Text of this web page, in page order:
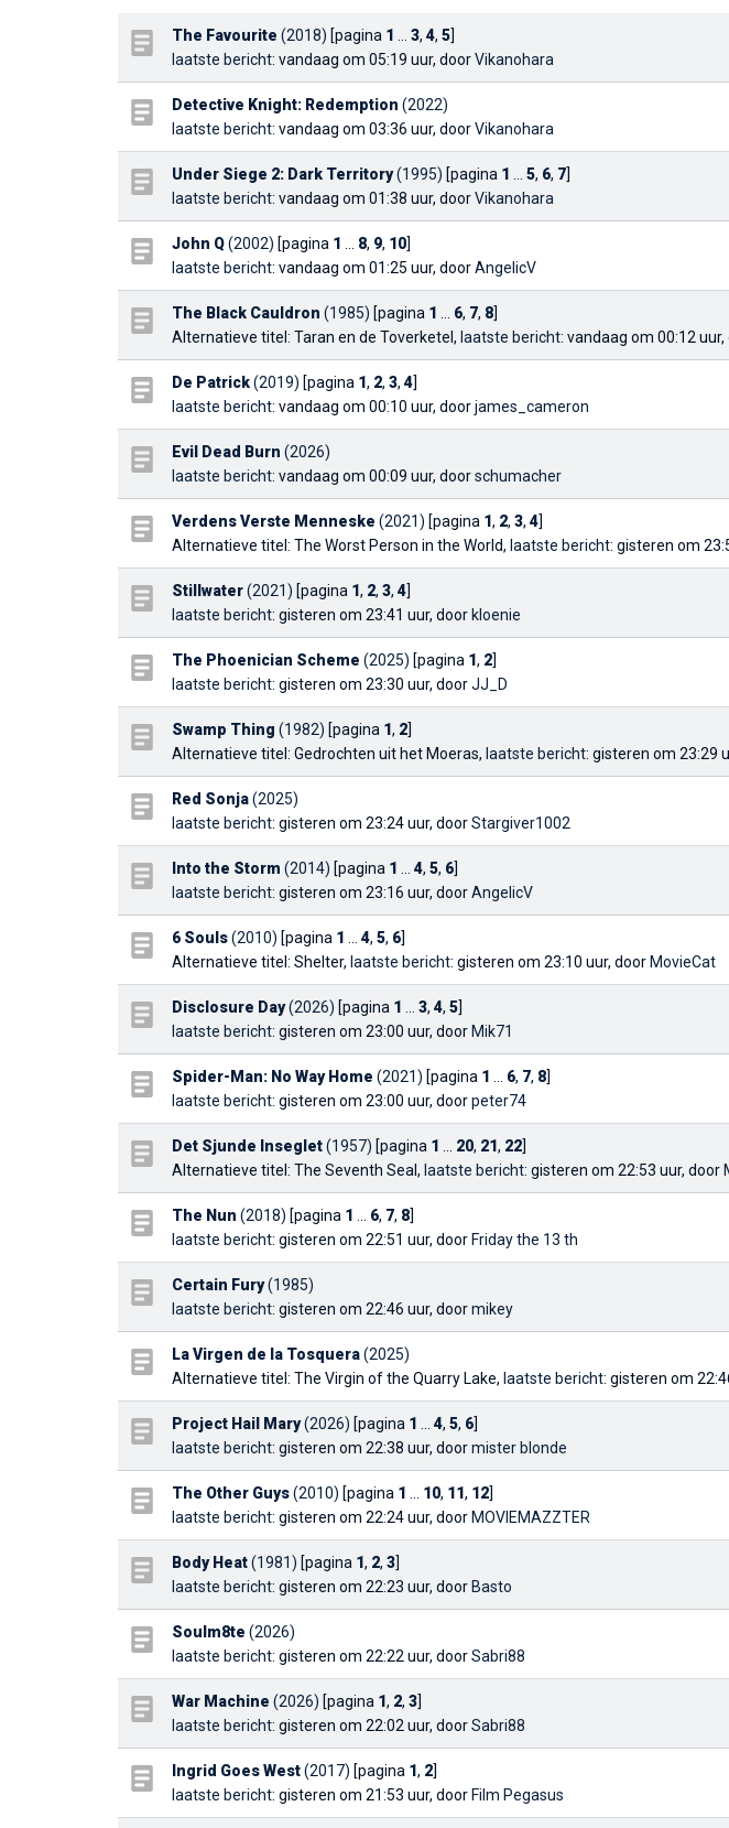
The Favourite (2018) [pagina 1 3, 4, 5]
laatste bericht: vandaag om 05:19 uur, doorVikanohara
Detective Knight: Redemption (2022)
laatste bericht: vandaag om 03:36 uur, doorVikanohara
Under Siege 2: Dark Territory(1995) [pagina 1 5, 6, 7]
laatste bericht: vandaag om 01:38 uur, doorVikanohara
John Q(2002) [pagina 1 8, 9, 10]
laatste bericht: vandaag om 01:25 uur, doorAngelicV
The Black Cauldron (1985) [pagina 1 6, 7, 8]
Alternatieve titel: Taran en de Toverketel, laatste bericht: vandaag om 00:12 uur,
De Patrick(2019) [pagina 1, 2, 3, 4]
laatste bericht: vandaag om 00:10 uur, doorjames_cameron
Evil Dead Burn (2026)
laatste bericht: vandaag om 00:09 uur, doorschumacher
Verdens Verste Menneske (2021) [pagina 1, 2, 3, 4]
Alternatieve titel: The Worst Person in the World, laatste bericht: gisteren om
Stillwater(2021) [pagina 1, 2, 3, 4]
laatste bericht: gisteren om 23:41 uur, door kloenie
The Phoenician Scheme (2025) [pagina 1, 2]
laatste bericht: gisteren om 23:30 uur, doorJJ_D
Swamp Thing (1982) [pagina 1, 2]
Alternatieve titel: Gedrochten uit het Moeras, laatste bericht: gisteren om 23:29
Red Sonja(2025)
laatste bericht: gisteren om 23:24 uur, doorStargiver1002
Into the Storm (2014) [pagina 1 4, 5, 6]
laatste bericht: gisteren om 23:16 uur, doorAngelicV
6 Souls(2010) [pagina 1 4, 5, 6]
Alternatieve titel: Shelter, laatste bericht: gisteren om 23:10 uur, door MovieCat
Disclosure Day(2026) [pagina 1 3, 4, 5]
laatste bericht: gisteren om 23:00 uur, door Mik71
Spider-Man: No Way Home (2021) [pagina 1 6, 7, 8]
laatste bericht: gisteren om 23:00 uur, doorpeter74
Det Sjunde Inseglet(1957) [pagina 1 20, 21, 22]
Alternatieve titel: The Seventh Seal, laatste bericht: gisteren om 22:53 uur, door
The Nun (2018) [pagina 1 6, 7, 8]
laatste bericht: gisteren om 22:51 uur, door Friday the 13 th
Certain Fury(1985)
laatste bericht: gisteren om 22:46 uur, doormikey
La Virgen de la Tosquera(2025)
Alternatieve titel: The Virgin of the Quarry Lake, laatste bericht: gisteren om
Project Hail Mary(2026) [pagina 1 4, 5, 6]
laatste bericht: gisteren om 22:38 uur, doormister blonde
The Other Guys(2010) [pagina 1 10, 11, 12]
laatste bericht: gisteren om 22:24 uur, door MOVIEMAZZTER
Body Heat(1981) [pagina 1, 2, 3]
laatste bericht: gisteren om 22:23 uur, door Basto
Soulm8te (2026)
laatste bericht: gisteren om 22:22 uur, doorSabri88
War Machine (2026) [pagina 1, 2, 3]
laatste bericht: gisteren om 22:02 uur, doorSabri88
Ingrid Goes West(2017) [pagina 1, 2]
laatste bericht: gisteren om 21:53 uur, door Film Pegasus